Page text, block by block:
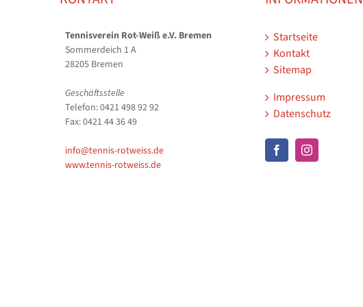
Tennisverein Rot-Weiß e.V. Bremen
Sommerdeich 1 A
28205 Bremen
Geschäftsstelle
Telefon: 0421 498 92 92
Fax: 0421 44 36 49
info@tennis-rotweiss.de
www.tennis-rotweiss.de
Startseite
Kontakt
Sitemap
Impressum
Datenschutz